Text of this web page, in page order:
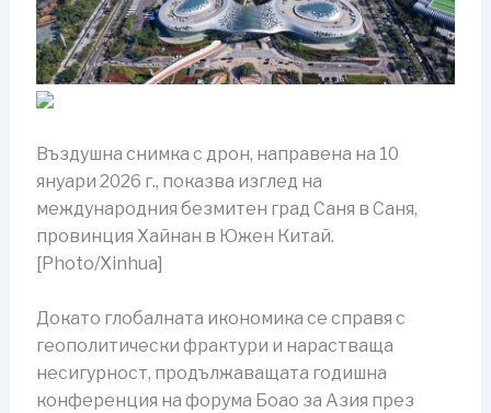
Въздушна снимка с дрон, направена на 10
януари 2026 г., показва изглед на
международния безмитен град Саня в Саня,
провинция Хайнан в Южен Китай.
[Photo/Xinhua]
Докато глобалната икономика се справя с
геополитически фрактури и нарастваща
несигурност, продължаващата годишна
конференция на форума Боао за Азия през